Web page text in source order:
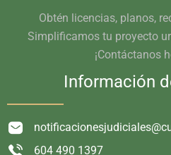
Obtén licencias, planos,
Simplificamos tu proyecto
¡Contáctanos
Información
604 490 1397